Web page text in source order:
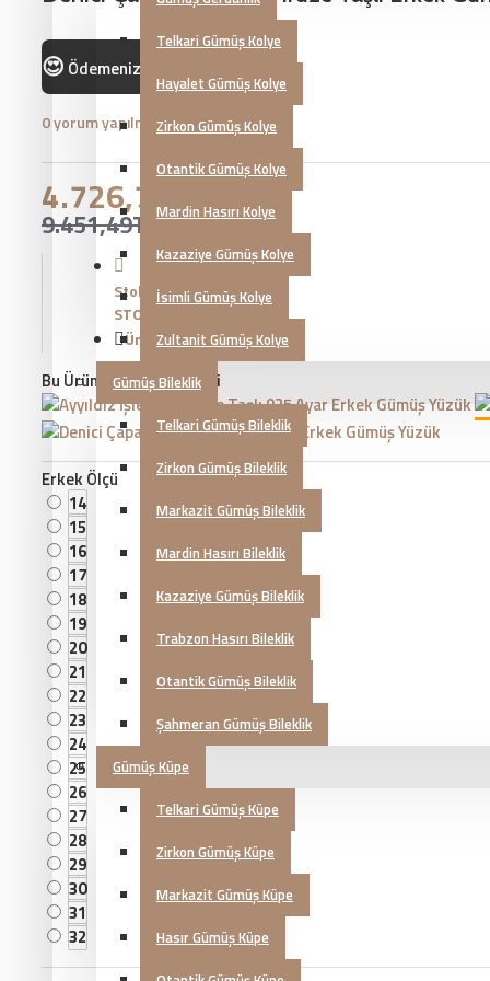
Telkari Gümüş Kolye
Hayalet Gümüş Kolye
Zirkon Gümüş Kolye
Otantik Gümüş Kolye
Mardin Hasırı Kolye
Kazaziye Gümüş Kolye
İsimli Gümüş Kolye
Zultanit Gümüş Kolye
Gümüş Bileklik
Telkari Gümüş Bileklik
Zirkon Gümüş Bileklik
Markazit Gümüş Bileklik
Mardin Hasırı Bileklik
Kazaziye Gümüş Bileklik
Trabzon Hasırı Bileklik
Otantik Gümüş Bileklik
Şahmeran Gümüş Bileklik
Gümüş Küpe
Telkari Gümüş Küpe
Zirkon Gümüş Küpe
Markazit Gümüş Küpe
Hasır Gümüş Küpe
😍 Ödemenizi
0 yorum yapılmış.-Yorum Yap
4.726,75TL
9.451,49TL
Stok Durumu:
STOKTA YOK
Ürün Kodu::KG20230865
Bu Ürünün Diğer Renkleri
Erkek Ölçü
14
15
16
17
18
19
20
21
22
23
24
25
26
27
28
29
30
31
32